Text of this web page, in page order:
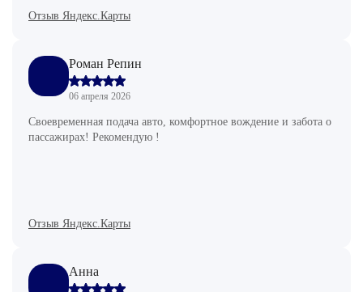
Отзыв Яндекс.Карты
Роман Репин
06 апреля 2026
Своевременная подача авто, комфортное вождение и забота о
пассажирах! Рекомендую !
Отзыв Яндекс.Карты
Анна